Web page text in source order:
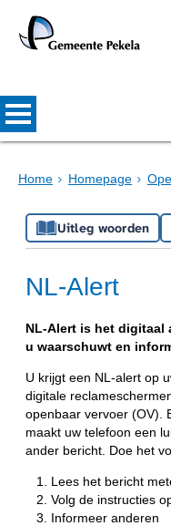
Home Homepage
Uitleg woorden
NL-Alert
NL-Alert is het digitaal
u waarschuwt en
U krijgt een NL-alert op
digitale
openbaar vervoer (OV).
maakt uw telefoon een
ander bericht. Doe het
Lees het bericht
Volg de instructies
Informeer anderen